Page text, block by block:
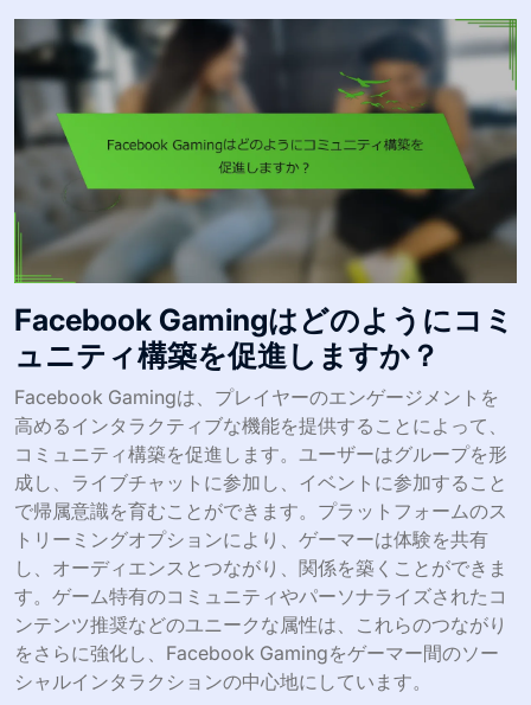
Facebook Gamingはどのようにコミ
ュニティ構築を促進しますか？
Facebook Gamingは、プレイヤーのエンゲージメントを
高めるインタラクティブな機能を提供することによって、
コミュニティ構築を促進します。ユーザーはグループを形
成し、ライブチャットに参加し、イベントに参加すること
で帰属意識を育むことができます。プラットフォームのス
トリーミングオプションにより、ゲーマーは体験を共有
し、オーディエンスとつながり、関係を築くことができま
す。ゲーム特有のコミュニティやパーソナライズされたコ
ンテンツ推奨などのユニークな属性は、これらのつながり
をさらに強化し、Facebook Gamingをゲーマー間のソー
シャルインタラクションの中心地にしています。